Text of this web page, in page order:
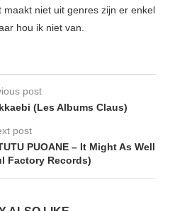
niet uit genres zijn er enkel
hou ik niet van.
post
(Les Albums Claus)
post
PUOANE – It Might As Well
Factory Records)